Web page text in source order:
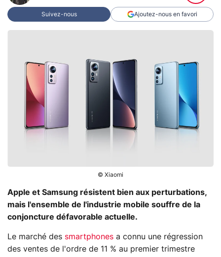
Suivez-nous Ajoutez-nous en favori
© Xiaomi
Apple et Samsung résistent bien aux perturbations,
mais l'ensemble de l'industrie mobile souffre de la
conjoncture défavorable actuelle.
Le marché des smartphones a connu une régression
des ventes de l'ordre de 11 % au premier trimestre